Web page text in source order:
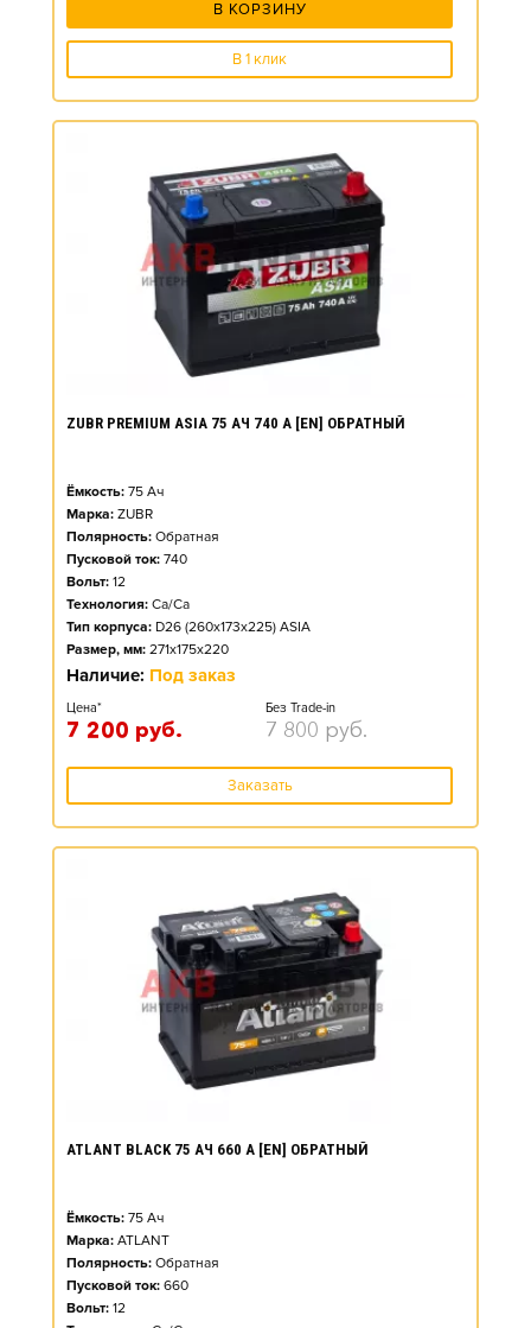
В КОРЗИНУ
В 1 клик
ZUBR PREMIUM ASIA 75 АЧ 740 А [EN] ОБРАТНЫЙ
Ёмкость: 75 Ач
Марка: ZUBR
Полярность: Обратная
Пусковой ток: 740
Вольт: 12
Технология: Ca/Ca
Тип корпуса: D26 (260x173x225) ASIA
Размер, мм: 271x175x220
Наличие: Под заказ
Цена*
7 200 руб.
Без Trade-in
7 800 руб.
Заказать
ATLANT BLACK 75 АЧ 660 А [EN] ОБРАТНЫЙ
Ёмкость: 75 Ач
Марка: ATLANT
Полярность: Обратная
Пусковой ток: 660
Вольт: 12